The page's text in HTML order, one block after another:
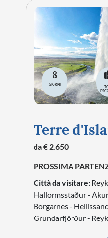
8
GIORNI
Terre
da € 2.650
PROSSIMA
Città da visitare:
Hallormsstaður -
Borgarnes -
Grundarfjörður -